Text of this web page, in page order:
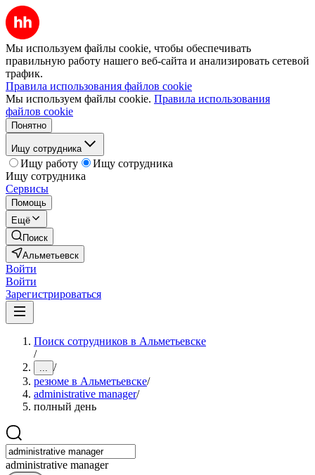
Мы используем файлы cookie, чтобы обеспечивать
правильную работу нашего веб-сайта и анализировать сетевой
трафик.
Правила использования файлов cookie
Мы используем файлы cookie. Правила использования
файлов cookie
Понятно
Ищу сотрудника
Ищу работу
Ищу сотрудника
Ищу сотрудника
Сервисы
Помощь
Ещё
Поиск
Альметьевск
Войти
Войти
Зарегистрироваться
Поиск сотрудников в Альметьевске
/
... /
резюме в Альметьевске/
administrative manager/
полный день
administrative manager